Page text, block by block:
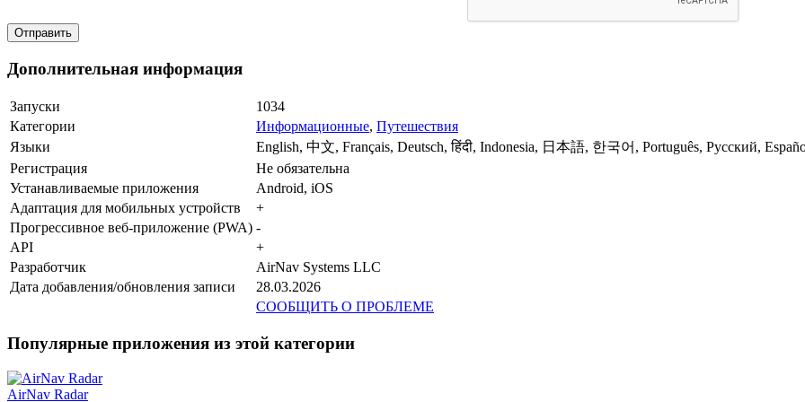
Дополнительная информация
Запуски
1034
Категории
Информационные, Путешествия
Языки
English, 中文, Français, Deutsch, हिंदी, Indonesia, 日本語, 한국어, Português, Русский,
Регистрация
Не обязательна
Устанавливаемые приложения
Android, iOS
Адаптация для мобильных устройств
+
Прогрессивное веб-приложение (PWA) -
API
+
Разработчик
AirNav Systems LLC
Дата добавления/обновления записи
28.03.2026
СООБЩИТЬ О ПРОБЛЕМЕ
Популярные приложения из этой категории
AirNav Radar